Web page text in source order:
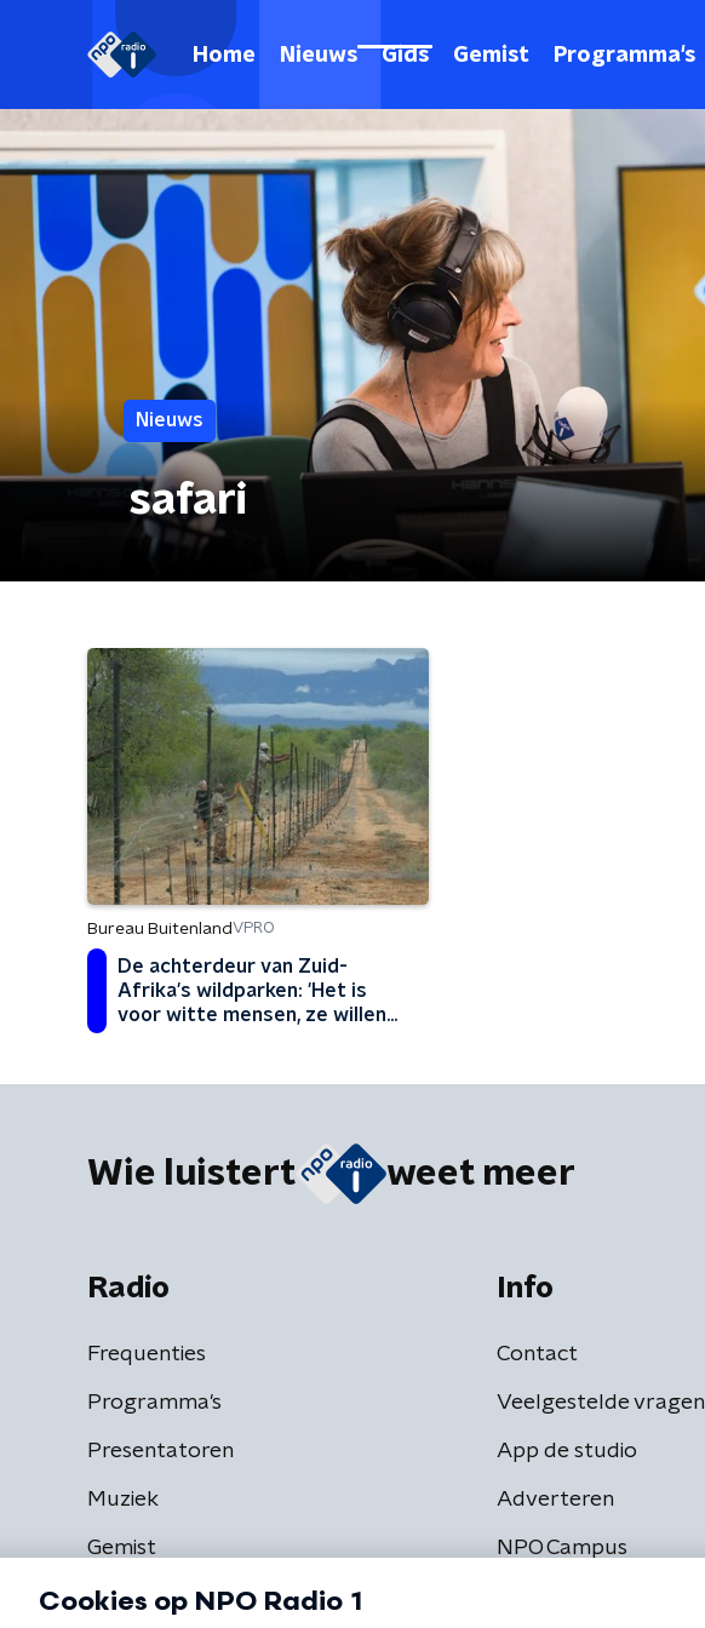
Home Nieuws Gids Gemist Programma's
Nieuws
safari
Bureau BuitenlandVPRO
De achterdeur van Zuid-
Afrika's wildparken: 'Het is
voor witte mensen, ze willen
Wie luistert weet meer
Radio
Frequenties
Programma's
Presentatoren
Muziek
Gemist
Info
Contact
Veelgestelde vragen
App de studio
Adverteren
NPO Campus